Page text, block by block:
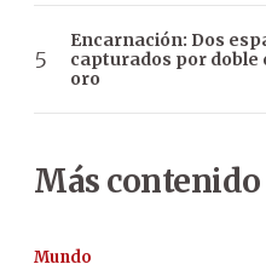
Encarnación: Dos
capturados por
oro
Más contenido
Mundo